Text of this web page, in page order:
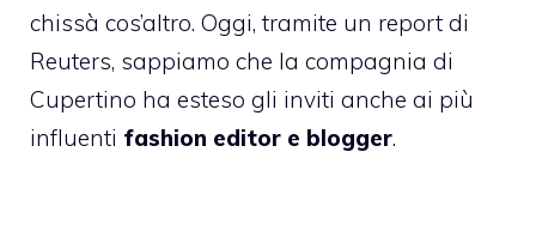
chissà cos’altro. Oggi, tramite un report di
Reuters, sappiamo che la compagnia di
Cupertino ha esteso gli inviti anche ai più
influenti fashion editor e blogger.